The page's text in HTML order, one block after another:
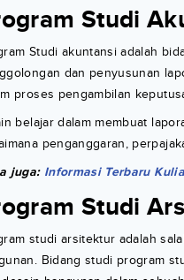
Studi
Studi akuntansi adalah
dan penyusunan
proses pengambilan
belajar dalam membuat
penganggaran,
juga: Informasi Terbaru
Studi
studi arsitektur adalah
Bidang studi program